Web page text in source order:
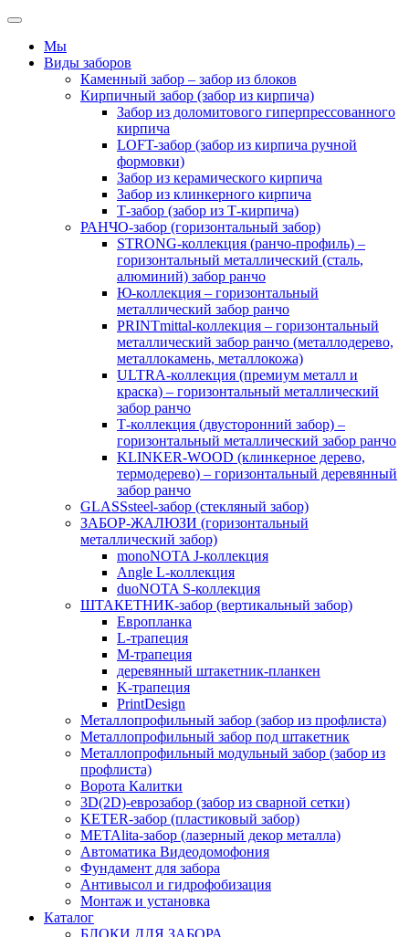
Мы
Виды заборов
Каменный забор – забор из блоков
Кирпичный забор (забор из кирпича)
Забор из доломитового гиперпрессованного
кирпича
LOFT-забор (забор из кирпича ручной
формовки)
Забор из керамического кирпича
Забор из клинкерного кирпича
Т-забор (забор из Т-кирпича)
РАНЧО-забор (горизонтальный забор)
STRONG-коллекция (ранчо-профиль) –
горизонтальный металлический (сталь,
алюминий) забор ранчо
Ю-коллекция – горизонтальный
металлический забор ранчо
PRINTmittal-коллекция – горизонтальный
металлический забор ранчо (металлодерево,
металлокамень, металлокожа)
ULTRA-коллекция (премиум металл и
краска) – горизонтальный металлический
забор ранчо
Т-коллекция (двусторонний забор) –
горизонтальный металлический забор ранчо
KLINKER-WOOD (клинкерное дерево,
термодерево) – горизонтальный деревянный
забор ранчо
GLASSsteel-забор (стекляный забор)
ЗАБОР-ЖАЛЮЗИ (горизонтальный
металлический забор)
monoNOTA J-коллекция
Angle L-коллекция
duoNOTA S-коллекция
ШТАКЕТНИК-забор (вертикальный забор)
Европланка
L-трапеция
M-трапеция
деревянный штакетник-планкен
K-трапеция
PrintDesign
Металлопрофильный забор (забор из профлиста)
Металлопрофильный забор под штакетник
Металлопрофильный модульный забор (забор из
профлиста)
Ворота Калитки
3D(2D)-еврозабор (забор из сварной сетки)
KETER-забор (пластиковый забор)
METAlita-забор (лaзерный декор металла)
Автоматика Видеодомофония
Фундамент для забора
Антивысол и гидрофобизация
Монтаж и установка
Каталог
БЛОКИ ДЛЯ ЗАБОРА